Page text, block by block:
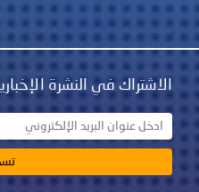
الاشتراك في النشرة